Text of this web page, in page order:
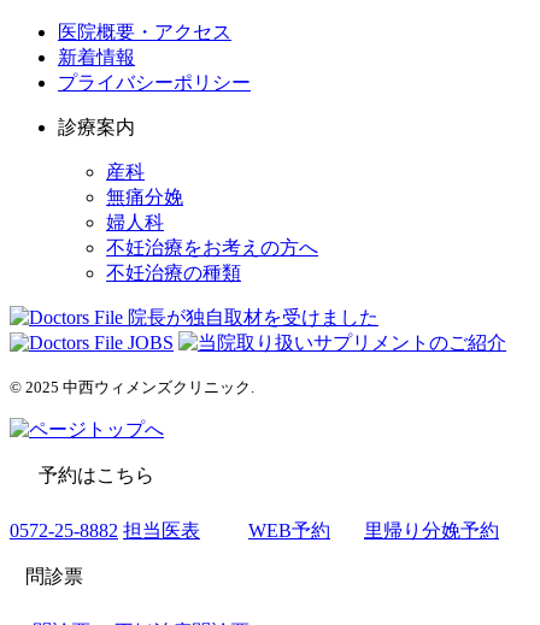
医院概要・アクセス
新着情報
プライバシーポリシー
診療案内
産科
無痛分娩
婦人科
不妊治療をお考えの方へ
不妊治療の種類
© 2025 中西ウィメンズクリニック.
予約はこちら
0572-25-8882 担当医表 WEB予約 里帰り分娩予約
問診票